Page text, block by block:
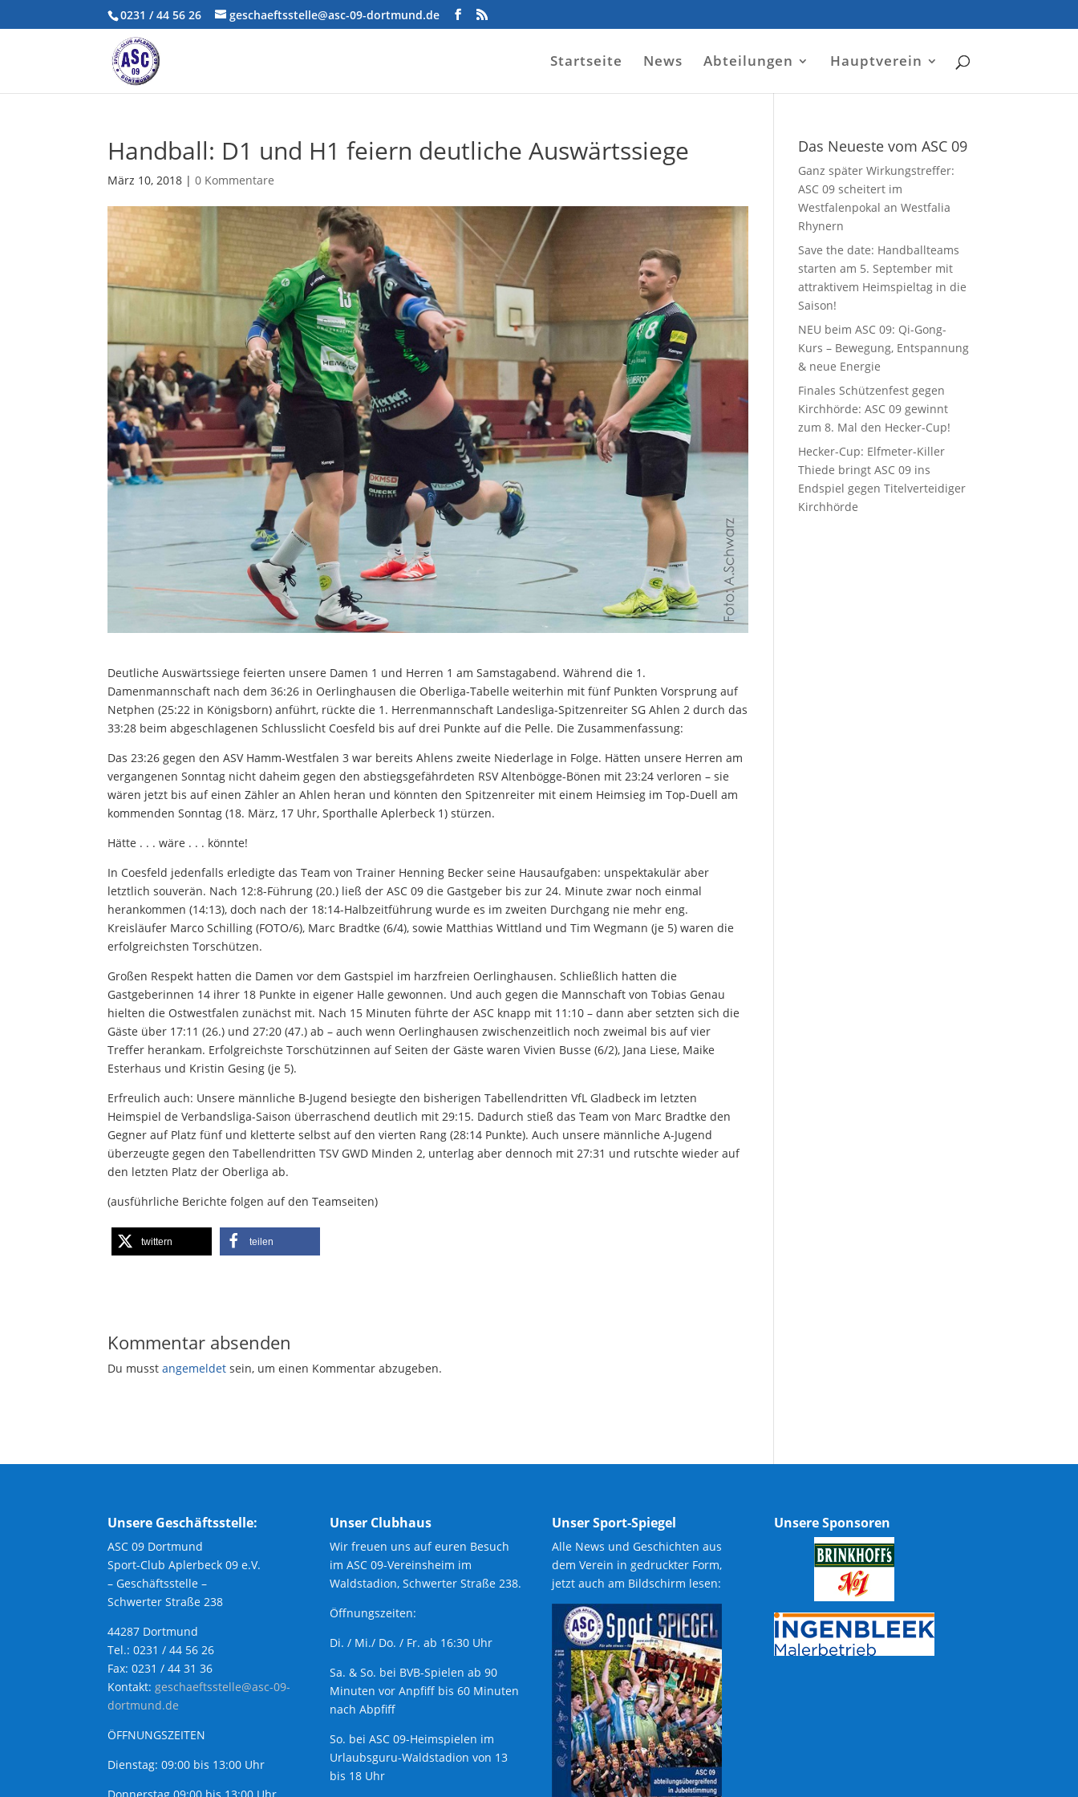
0231 / 44 56 26 geschaeftsstelle@asc-09-dortmund.de
Startseite News Abteilungen Hauptverein
Handball: D1 und H1 feiern deutliche Auswärtssiege
März 10, 2018 |0 Kommentare
Deutliche Auswärtssiege feierten unsere Damen 1 und Herren 1 am Samstagabend. Während die 1.
Damenmannschaft nach dem 36:26 in Oerlinghausen die Oberliga-Tabelle weiterhin mit fünf Punkten Vorsprung auf
Netphen (25:22 in Königsborn) anführt, rückte die 1. Herrenmannschaft Landesliga-Spitzenreiter SG Ahlen 2 durch das
33:28 beim abgeschlagenen Schlusslicht Coesfeld bis auf drei Punkte auf die Pelle. Die Zusammenfassung:
Das 23:26 gegen den ASV Hamm-Westfalen 3 war bereits Ahlens zweite Niederlage in Folge. Hätten unsere Herren am
vergangenen Sonntag nicht daheim gegen den abstiegsgefährdeten RSV Altenbögge-Bönen mit 23:24 verloren – sie
wären jetzt bis auf einen Zähler an Ahlen heran und könnten den Spitzenreiter mit einem Heimsieg im Top-Duell am
kommenden Sonntag (18. März, 17 Uhr, Sporthalle Aplerbeck 1) stürzen.
Hätte . . . wäre . . . könnte!
In Coesfeld jedenfalls erledigte das Team von Trainer Henning Becker seine Hausaufgaben: unspektakulär aber
letztlich souverän. Nach 12:8-Führung (20.) ließ der ASC 09 die Gastgeber bis zur 24. Minute zwar noch einmal
herankommen (14:13), doch nach der 18:14-Halbzeitführung wurde es im zweiten Durchgang nie mehr eng.
Kreisläufer Marco Schilling (FOTO/6), Marc Bradtke (6/4), sowie Matthias Wittland und Tim Wegmann (je 5) waren die
erfolgreichsten Torschützen.
Großen Respekt hatten die Damen vor dem Gastspiel im harzfreien Oerlinghausen. Schließlich hatten die
Gastgeberinnen 14 ihrer 18 Punkte in eigener Halle gewonnen. Und auch gegen die Mannschaft von Tobias Genau
hielten die Ostwestfalen zunächst mit. Nach 15 Minuten führte der ASC knapp mit 11:10 – dann aber setzten sich die
Gäste über 17:11 (26.) und 27:20 (47.) ab – auch wenn Oerlinghausen zwischenzeitlich noch zweimal bis auf vier
Treffer herankam. Erfolgreichste Torschützinnen auf Seiten der Gäste waren Vivien Busse (6/2), Jana Liese, Maike
Esterhaus und Kristin Gesing (je 5).
Erfreulich auch: Unsere männliche B-Jugend besiegte den bisherigen Tabellendritten VfL Gladbeck im letzten
Heimspiel de Verbandsliga-Saison überraschend deutlich mit 29:15. Dadurch stieß das Team von Marc Bradtke den
Gegner auf Platz fünf und kletterte selbst auf den vierten Rang (28:14 Punkte). Auch unsere männliche A-Jugend
überzeugte gegen den Tabellendritten TSV GWD Minden 2, unterlag aber dennoch mit 27:31 und rutschte wieder auf
den letzten Platz der Oberliga ab.
(ausführliche Berichte folgen auf den Teamseiten)
twittern teilen
Kommentar absenden
Du musstangemeldet sein, um einen Kommentar abzugeben.
Das Neueste vom ASC 09
Ganz später Wirkungstreffer:
ASC 09 scheitert im
Westfalenpokal an Westfalia
Rhynern
Save the date: Handballteams
starten am 5. September mit
attraktivem Heimspieltag in die
Saison!
NEU beim ASC 09: Qi-Gong-
Kurs – Bewegung, Entspannung
& neue Energie
Finales Schützenfest gegen
Kirchhörde: ASC 09 gewinnt
zum 8. Mal den Hecker-Cup!
Hecker-Cup: Elfmeter-Killer
Thiede bringt ASC 09 ins
Endspiel gegen Titelverteidiger
Kirchhörde
Unsere Geschäftsstelle:
ASC 09 Dortmund
Sport-Club Aplerbeck 09 e.V.
– Geschäftsstelle –
Schwerter Straße 238
44287 Dortmund
Tel.: 0231 / 44 56 26
Fax: 0231 / 44 31 36
Kontakt: geschaeftsstelle@asc-09-
dortmund.de
ÖFFNUNGSZEITEN
Dienstag: 09:00 bis 13:00 Uhr
Donnerstag 09:00 bis 13:00 Uhr
Unser Clubhaus
Wir freuen uns auf euren Besuch
im ASC 09-Vereinsheim im
Waldstadion, Schwerter Straße 238.
Öffnungszeiten:
Di. / Mi./ Do. / Fr. ab 16:30 Uhr
Sa. & So. bei BVB-Spielen ab 90
Minuten vor Anpfiff bis 60 Minuten
nach Abpfiff
So. bei ASC 09-Heimspielen im
Urlaubsguru-Waldstadion von 13
bis 18 Uhr
Unser Sport-Spiegel
Alle News und Geschichten aus
dem Verein in gedruckter Form,
jetzt auch am Bildschirm lesen:
Unsere Sponsoren